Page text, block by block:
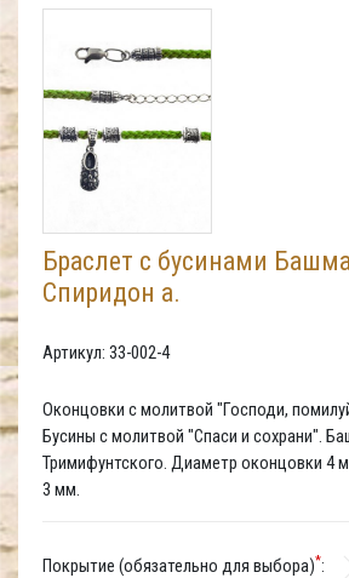
Браслет с бусинами
Спиридон а.
Артикул: 33-002-4
Оконцовки с молитвой "Господи,
Бусины с молитвой "Спаси и сохрани".
Тримифунтского. Диаметр оконцовки 4
3 мм.
Покрытие (обязательно для выбора)*: